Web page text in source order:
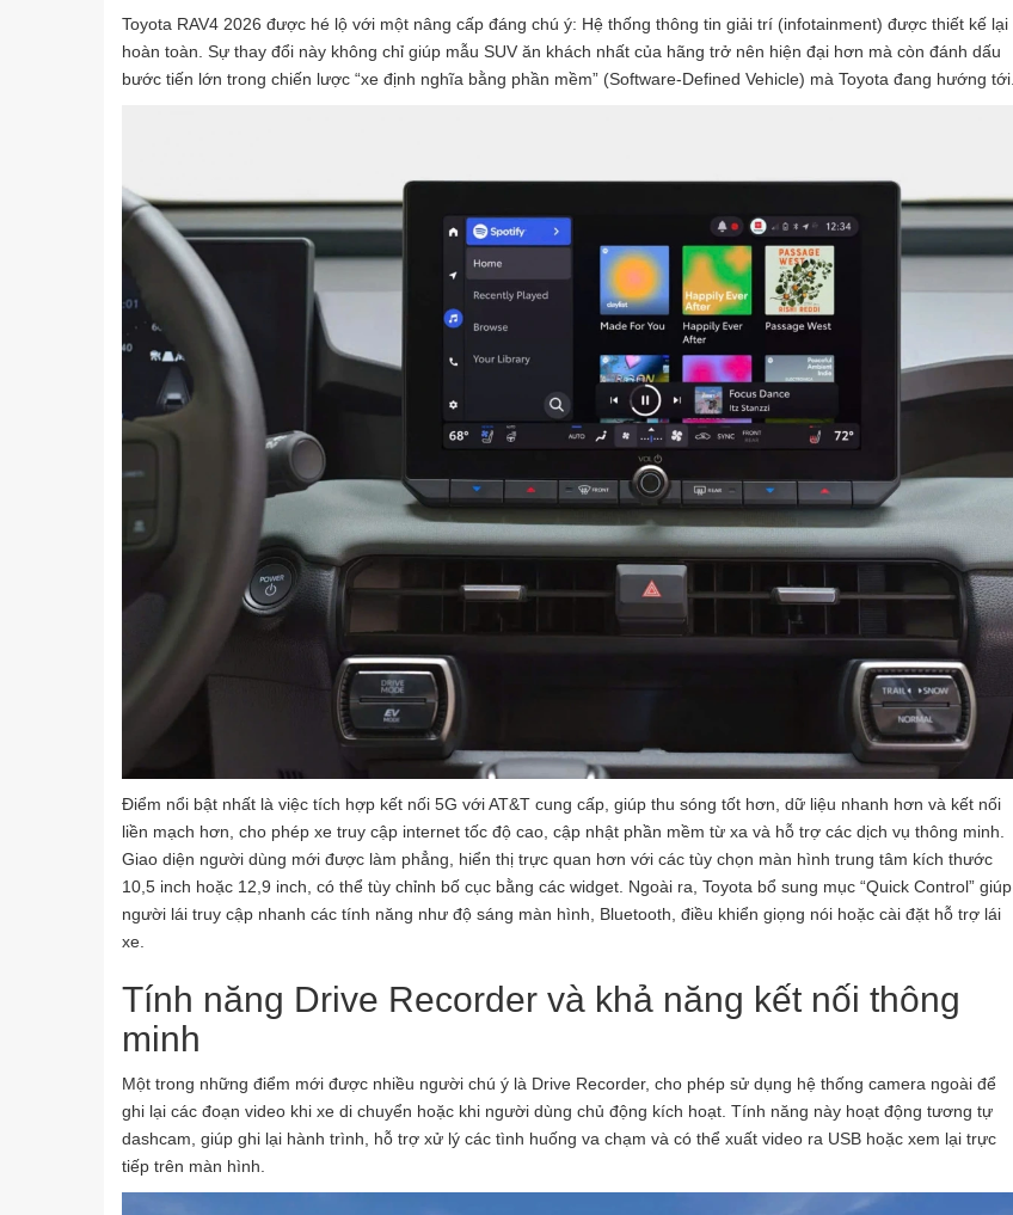
Toyota RAV4 2026 được hé lộ với một nâng cấp đáng chú ý: Hệ thống thông tin giải trí (infotainment) được thiết kế lại
hoàn toàn. Sự thay đổi này không chỉ giúp mẫu SUV ăn khách nhất của hãng trở nên hiện đại hơn mà còn đánh dấu
bước tiến lớn trong chiến lược “xe định nghĩa bằng phần mềm” (Software-Defined Vehicle) mà Toyota đang hướng tới.
Điểm nổi bật nhất là việc tích hợp kết nối 5G với AT&T cung cấp, giúp thu sóng tốt hơn, dữ liệu nhanh hơn và kết nối
liền mạch hơn, cho phép xe truy cập internet tốc độ cao, cập nhật phần mềm từ xa và hỗ trợ các dịch vụ thông minh.
Giao diện người dùng mới được làm phẳng, hiển thị trực quan hơn với các tùy chọn màn hình trung tâm kích thước
10,5 inch hoặc 12,9 inch, có thể tùy chỉnh bố cục bằng các widget. Ngoài ra, Toyota bổ sung mục “Quick Control” giúp
người lái truy cập nhanh các tính năng như độ sáng màn hình, Bluetooth, điều khiển giọng nói hoặc cài đặt hỗ trợ lái
xe.
Tính năng Drive Recorder và khả năng kết nối thông
minh
Một trong những điểm mới được nhiều người chú ý là Drive Recorder, cho phép sử dụng hệ thống camera ngoài để
ghi lại các đoạn video khi xe di chuyển hoặc khi người dùng chủ động kích hoạt. Tính năng này hoạt động tương tự
dashcam, giúp ghi lại hành trình, hỗ trợ xử lý các tình huống va chạm và có thể xuất video ra USB hoặc xem lại trực
tiếp trên màn hình.